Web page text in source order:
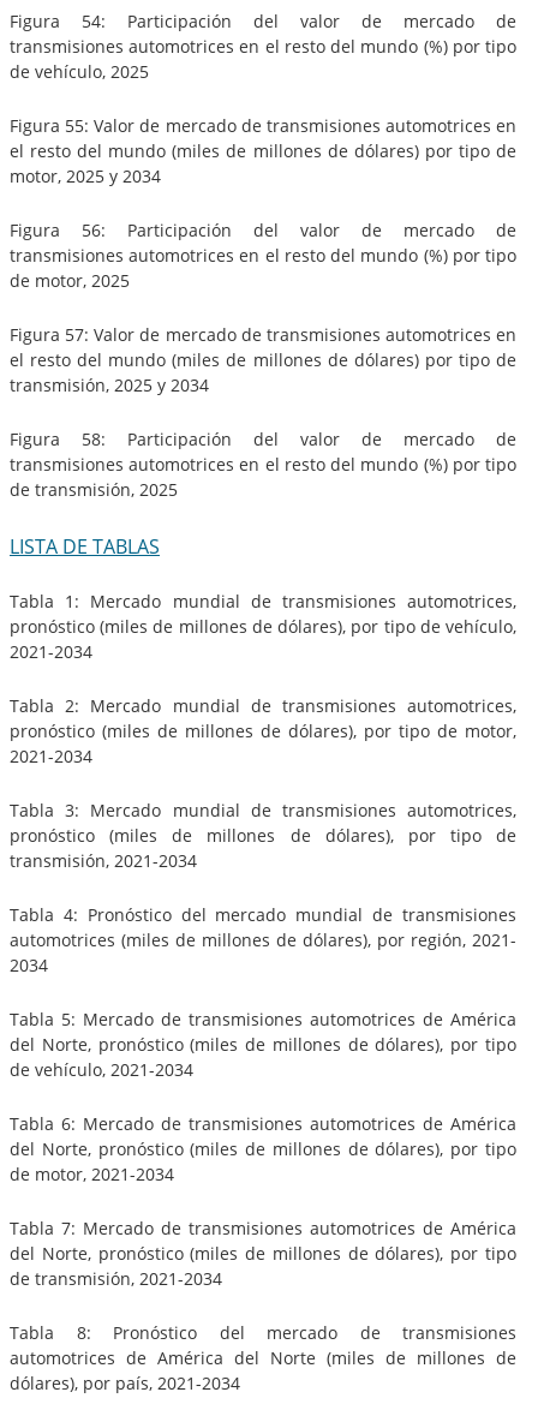
Figura 54: Participación del valor de mercado de
transmisiones automotrices en el resto del mundo (%) por tipo
de vehículo, 2025
Figura 55: Valor de mercado de transmisiones automotrices en
el resto del mundo (miles de millones de dólares) por tipo de
motor, 2025 y 2034
Figura 56: Participación del valor de mercado de
transmisiones automotrices en el resto del mundo (%) por tipo
de motor, 2025
Figura 57: Valor de mercado de transmisiones automotrices en
el resto del mundo (miles de millones de dólares) por tipo de
transmisión, 2025 y 2034
Figura 58: Participación del valor de mercado de
transmisiones automotrices en el resto del mundo (%) por tipo
de transmisión, 2025
LISTA DE TABLAS
Tabla 1: Mercado mundial de transmisiones automotrices,
pronóstico (miles de millones de dólares), por tipo de vehículo,
2021-2034
Tabla 2: Mercado mundial de transmisiones automotrices,
pronóstico (miles de millones de dólares), por tipo de motor,
2021-2034
Tabla 3: Mercado mundial de transmisiones automotrices,
pronóstico (miles de millones de dólares), por tipo de
transmisión, 2021-2034
Tabla 4: Pronóstico del mercado mundial de transmisiones
automotrices (miles de millones de dólares), por región, 2021-
2034
Tabla 5: Mercado de transmisiones automotrices de América
del Norte, pronóstico (miles de millones de dólares), por tipo
de vehículo, 2021-2034
Tabla 6: Mercado de transmisiones automotrices de América
del Norte, pronóstico (miles de millones de dólares), por tipo
de motor, 2021-2034
Tabla 7: Mercado de transmisiones automotrices de América
del Norte, pronóstico (miles de millones de dólares), por tipo
de transmisión, 2021-2034
Tabla 8: Pronóstico del mercado de transmisiones
automotrices de América del Norte (miles de millones de
dólares), por país, 2021-2034